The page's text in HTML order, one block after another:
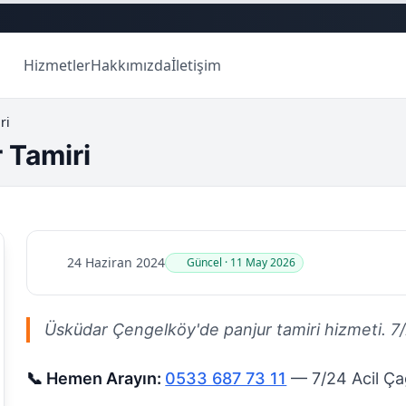
HizmetlerHakkımızdaİletişim
Tamiri
24 Haziran 2024 Güncel · 11 May 2026
Üsküdar Çengelköy'de panjur tamiri hizmeti. 7/
📞 Hemen Arayın: 0533 687 73 11 — 7/24 Acil